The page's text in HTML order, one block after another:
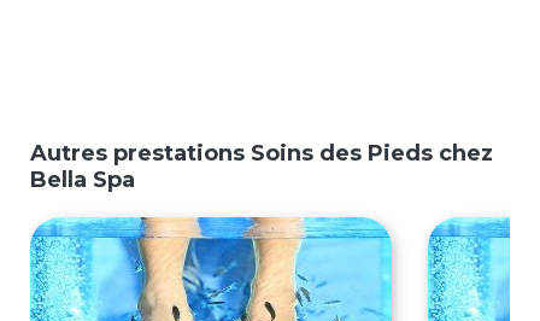
Autres prestations Soins des Pieds chez
Bella Spa